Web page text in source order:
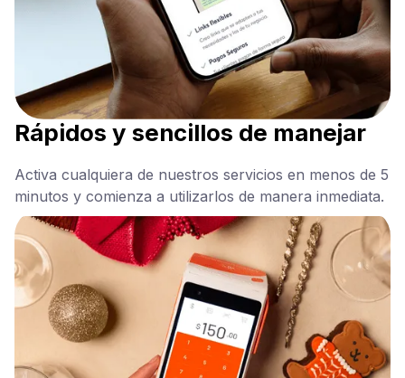
Rápidos y sencillos de manejar
Activa cualquiera de nuestros servicios en menos de 5
minutos y comienza a utilizarlos de manera inmediata.